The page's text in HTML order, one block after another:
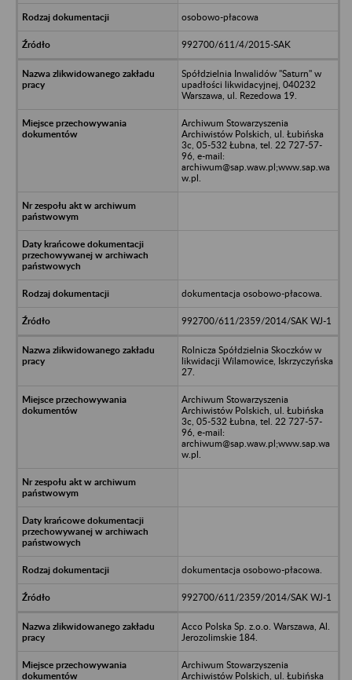
osobowo-płacowa
992700/611/4/2015-SAK
Spółdzielnia Inwalidów "Saturn" w
upadłości likwidacyjnej, 040232
Warszawa, ul. Rezedowa 19.
Archiwum Stowarzyszenia
Archiwistów Polskich, ul. Łubińska
3c, 05-532 Łubna, tel. 22 727-57-
96, e-mail:
archiwum@sap.waw.pl;www.sap.wa
w.pl.
dokumentacja osobowo-płacowa.
992700/611/2359/2014/SAK WJ-1
Rolnicza Spółdzielnia Skoczków w
likwidacji Wilamowice, Iskrzyczyńska
27.
Archiwum Stowarzyszenia
Archiwistów Polskich, ul. Łubińska
3c, 05-532 Łubna, tel. 22 727-57-
96, e-mail:
archiwum@sap.waw.pl;www.sap.wa
w.pl.
dokumentacja osobowo-płacowa.
992700/611/2359/2014/SAK WJ-1
Acco Polska Sp. z.o.o. Warszawa, Al.
Jerozolimskie 184.
Archiwum Stowarzyszenia
Archiwistów Polskich, ul. Łubińska